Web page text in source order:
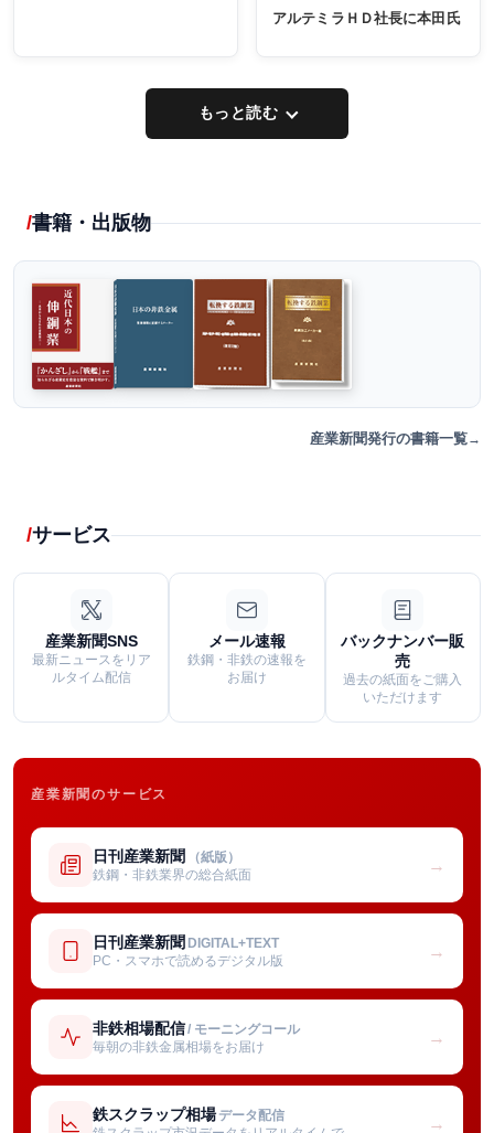
アルテミラＨＤ社長に本田氏
もっと読む
書籍・出版物
産業新聞発行の書籍一覧
サービス
産業新聞SNS
最新ニュースをリア
ルタイム配信
メール速報
鉄鋼・非鉄の速報を
お届け
バックナンバー販
売
過去の紙面をご購入
いただけます
産業新聞のサービス
日刊産業新聞 （紙版）
鉄鋼・非鉄業界の総合紙面
→
日刊産業新聞 DIGITAL+TEXT
PC・スマホで読めるデジタル版
→
非鉄相場配信/ モーニングコール
毎朝の非鉄金属相場をお届け
→
鉄スクラップ相場 データ配信 →